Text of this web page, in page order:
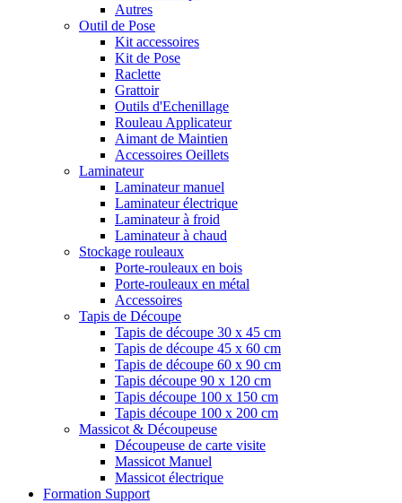
Autres
Outil de Pose
Kit accessoires
Kit de Pose
Raclette
Grattoir
Outils d'Echenillage
Rouleau Applicateur
Aimant de Maintien
Accessoires Oeillets
Laminateur
Laminateur manuel
Laminateur électrique
Laminateur à froid
Laminateur à chaud
Stockage rouleaux
Porte-rouleaux en bois
Porte-rouleaux en métal
Accessoires
Tapis de Découpe
Tapis de découpe 30 x 45 cm
Tapis de découpe 45 x 60 cm
Tapis de découpe 60 x 90 cm
Tapis découpe 90 x 120 cm
Tapis découpe 100 x 150 cm
Tapis découpe 100 x 200 cm
Massicot & Découpeuse
Découpeuse de carte visite
Massicot Manuel
Massicot électrique
Formation Support